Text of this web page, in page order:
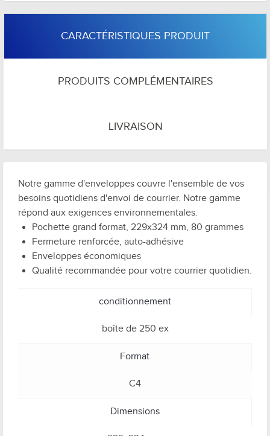
CARACTÉRISTIQUES PRODUIT
PRODUITS COMPLÉMENTAIRES
LIVRAISON
Notre gamme d'enveloppes couvre l'ensemble de vos
besoins quotidiens d'envoi de courrier. Notre gamme
répond aux exigences environnementales.
Pochette grand format, 229x324 mm, 80 grammes
Fermeture renforcée, auto-adhésive
Enveloppes économiques
Qualité recommandée pour votre courrier quotidien.
conditionnement
boîte de 250 ex
Format
C4
Dimensions